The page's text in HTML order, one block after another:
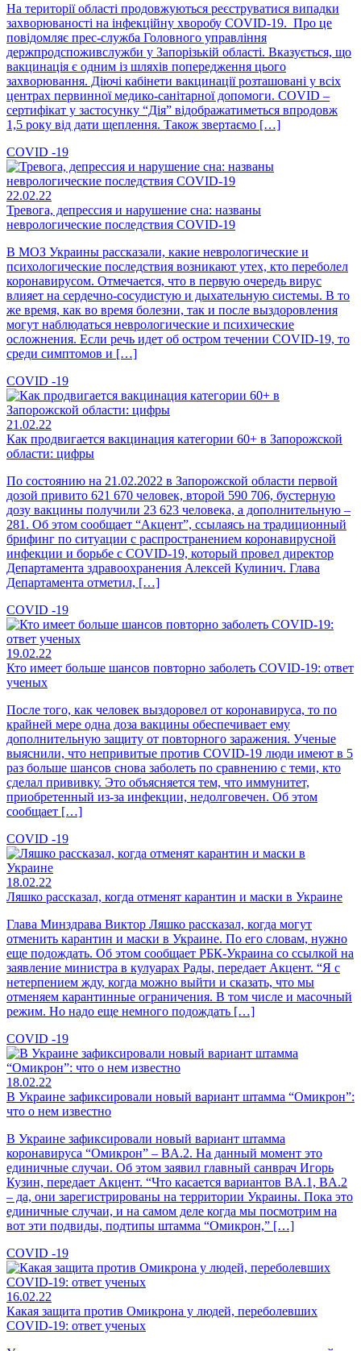
На території області продовжуються реєструватися випадки
захворюваності на інфекційну хворобу COVID-19. Про це
повідомляє прес-служба Головного управління
держпродспоживслужби у Запорізькій області. Вказується, що
вакцинація є одним із шляхів попередження цього
захворювання. Діючі кабінети вакцинації розташовані у всіх
центрах первинної медико-санітарної допомоги. COVID –
сертифікат у застосунку “Дія” відображатиметься впродовж
1,5 року від дати щеплення. Також звертаємо […]
COVID -19
22.02.22
Тревога, депрессия и нарушение сна: названы
неврологические последствия COVID-19
В МОЗ Украины рассказали, какие неврологические и
психологические последствия возникают утех, кто переболел
коронавирусом. Отмечается, что в первую очередь вирус
влияет на сердечно-сосудистую и дыхательную системы. В то
же время, как во время болезни, так и после выздоровления
могут наблюдаться неврологические и психические
осложнения. Если речь идет об остром течении COVID-19, то
среди симптомов и […]
COVID -19
21.02.22
Как продвигается вакцинация категории 60+ в Запорожской
области: цифры
По состоянию на 21.02.2022 в Запорожской области первой
дозой привито 621 670 человек, второй 590 706, бустерную
дозу вакцины получили 23 623 человека, а дополнительную –
281. Об этом сообщает “Акцент”, ссылаясь на традиционный
брифинг по ситуации с распространением коронавирусной
инфекции и борьбе с COVID-19, который провел директор
Департамента здравоохранения Алексей Кулинич. Глава
Департамента отметил, […]
COVID -19
19.02.22
Кто имеет больше шансов повторно заболеть COVID-19: ответ
ученых
После того, как человек выздоровел от коронавируса, то по
крайней мере одна доза вакцины обеспечивает ему
дополнительную защиту от повторного заражения. Ученые
выяснили, что непривитые против COVID-19 люди имеют в 5
раз больше шансов снова заболеть по сравнению с теми, кто
сделал прививку. Это объясняется тем, что иммунитет,
приобретенный из-за инфекции, недолговечен. Об этом
сообщает […]
COVID -19
18.02.22
Ляшко рассказал, когда отменят карантин и маски в Украине
Глава Минздрава Виктор Ляшко рассказал, когда могут
отменить карантин и маски в Украине. По его словам, нужно
еще подождать. Об этом сообщает РБК-Украина со ссылкой на
заявление министра в кулуарах Рады, передает Акцент. “Я с
нетерпением жду, когда можно выйти и сказать, что мы
отменяем карантинные ограничения. В том числе и масочный
режим. Но надо еще немного подождать […]
COVID -19
18.02.22
В Украине зафиксировали новый вариант штамма “Омикрон”:
что о нем известно
В Украине зафиксировали новый вариант штамма
коронавируса “Омикрон” – BA.2. На данный момент это
единичные случаи. Об этом заявил главный санврач Игорь
Кузин, передает Акцент. “Что касается вариантов BA.1, BA.2
– да, они зарегистрированы на территории Украины. Пока это
единичные случаи, и на самом деле когда мы посмотрим на
вот эти подвиды, подтипы штамма “Омикрон,” […]
COVID -19
16.02.22
Какая защита против Омикрона у людей, переболевших
COVID-19: ответ ученых